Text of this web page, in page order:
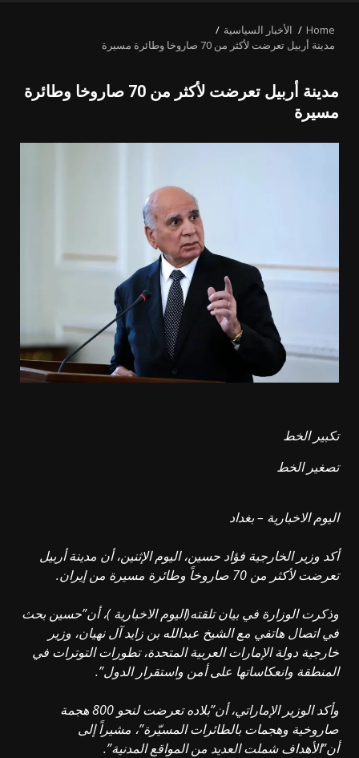
Home
الأخبار السياسية
مدينة أربيل تعرضت لأكثر من 70 صاروخا وطائرة مسيرة
مدينة أربيل تعرضت لأكثر من 70 صاروخا وطائرة
مسيرة
تكبير الخط
تصغير الخط
اليوم الاخبارية – بغداد
أكد وزير الخارجية فؤاد حسين، اليوم الإثنين، أن مدينة أربيل
تعرضت لأكثر من 70 صاروخاً وطائرة مسيرة من إيران.
وذكرت الوزارة في بيان تلقته(اليوم الاخبارية )، أن”حسين بحث
في اتصال هاتفي مع الشيخ عبدالله بن زايد آل نهيان، وزير
خارجية دولة الإمارات العربية المتحدة، تطورات التوترات في
المنطقة وانعكاساتها على أمن واستقرار الدول”.
وأكد الوزير الإماراتي، أن”بلاده تعرضت لنحو 800 هجمة
صاروخية وهجمات بالطائرات المسيّرة”، مشيراً إلى
أن”الأهداف شملت العديد من المواقع المدنية”.